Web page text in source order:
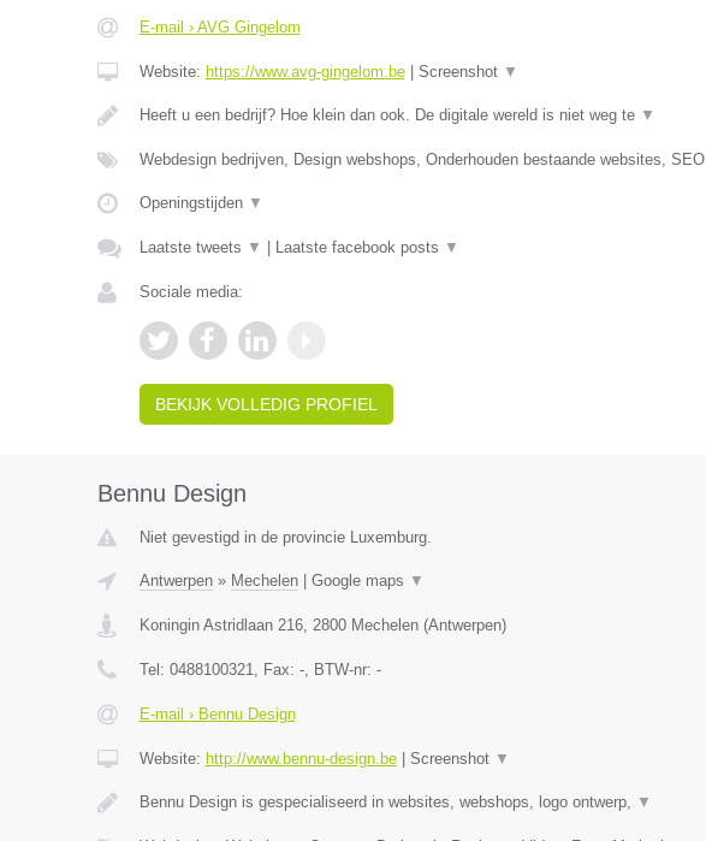
E-mail › AVG Gingelom
Website: https://www.avg-gingelom.be| Screenshot ▼
Heeft u een bedrijf? Hoe klein dan ook. De digitale wereld is niet weg te ▼
Webdesign bedrijven, Design webshops, Onderhouden bestaande websites, SEO
Openingstijden ▼
Laatste tweets ▼ Laatste facebook posts ▼
Sociale media:
BEKIJK VOLLEDIG PROFIEL
Bennu Design
Niet gevestigd in de provincie Luxemburg.
Antwerpen» Mechelen| Google maps ▼
Koningin Astridlaan 216, 2800 Mechelen(Antwerpen)
Tel: 0488100321, Fax: -, BTW-nr: -
E-mail › Bennu Design
Website: http://www.bennu-design.be| Screenshot ▼
Bennu Design is gespecialiseerd in websites, webshops, logo ontwerp, ▼